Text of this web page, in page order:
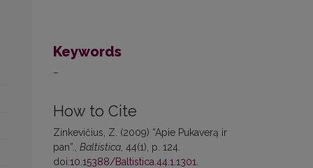
Keywords
–
How to Cite
Zinkevičius, Z. (2009) “Apie Pukaverą ir
pan”., Baltistica , 44(1), p. 124.
doi:10.15388/Baltistica.44.1.1301